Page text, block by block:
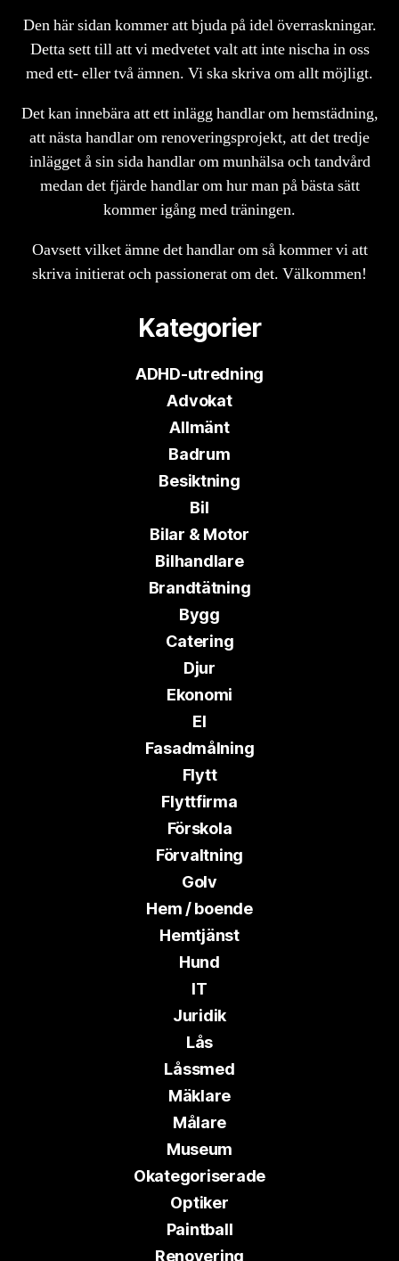
Den här sidan kommer att bjuda på idel överraskningar.
Detta sett till att vi medvetet valt att inte nischa in oss
med ett- eller två ämnen. Vi ska skriva om allt möjligt.
Det kan innebära att ett inlägg handlar om hemstädning,
att nästa handlar om renoveringsprojekt, att det tredje
inlägget å sin sida handlar om munhälsa och tandvård
medan det fjärde handlar om hur man på bästa sätt
kommer igång med träningen.
Oavsett vilket ämne det handlar om så kommer vi att
skriva initierat och passionerat om det. Välkommen!
Kategorier
ADHD-utredning
Advokat
Allmänt
Badrum
Besiktning
Bil
Bilar & Motor
Bilhandlare
Brandtätning
Bygg
Catering
Djur
Ekonomi
El
Fasadmålning
Flytt
Flyttfirma
Förskola
Förvaltning
Golv
Hem / boende
Hemtjänst
Hund
IT
Juridik
Lås
Låssmed
Mäklare
Målare
Museum
Okategoriserade
Optiker
Paintball
Renovering